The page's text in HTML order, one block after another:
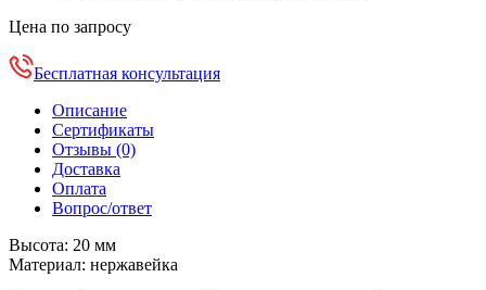
Цена по запросу
Бесплатная консультация
Описание
Сертификаты
Отзывы (0)
Доставка
Оплата
Вопрос/ответ
Высота: 20 мм
Материал: нержавейка